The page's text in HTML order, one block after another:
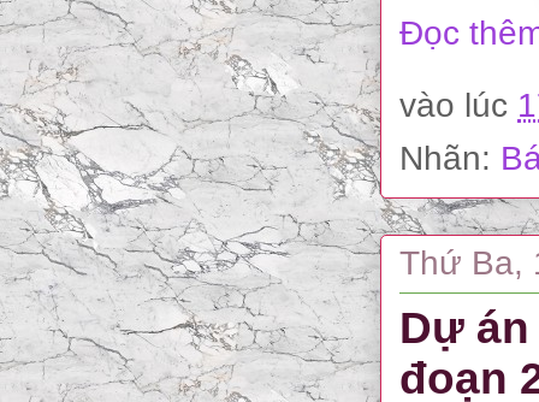
Đọc
vào lúc
Nhãn:
Thứ Ba,
Dự
đoạn